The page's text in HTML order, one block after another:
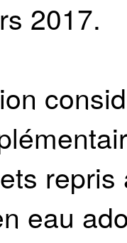
2017.
eau